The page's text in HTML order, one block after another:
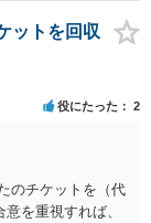
ットを回収
役にたった 2
のチケットを（代
を重視すれば、